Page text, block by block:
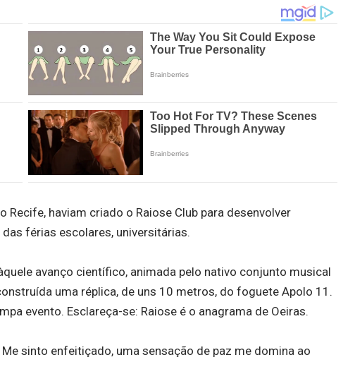
haviam criado o Raiose Club para desenvolver
férias escolares, universitárias.
avanço científico, animada pelo nativo conjunto musical
uma réplica, de uns 10 metros, do foguete Apolo 11.
evento. Esclareça-se: Raiose é o anagrama de Oeiras.
sinto enfeitiçado, uma sensação de paz me domina ao